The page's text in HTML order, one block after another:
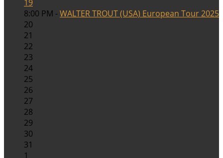
19
8:00 PM -WALTER TROUT (USA) European Tour 2025
20
21
22
23
24
25
26
27
28
29
30
31
1